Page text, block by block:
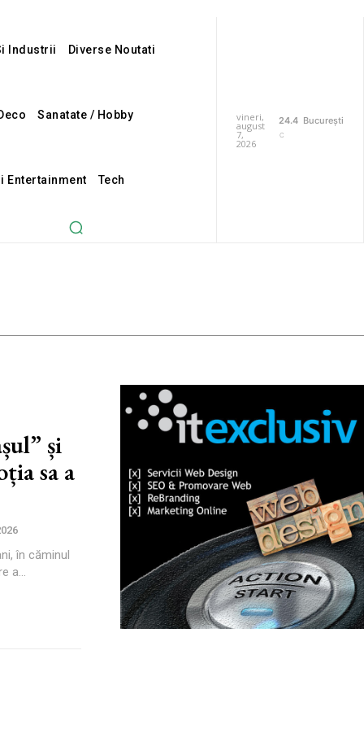
Industrii Diverse Noutati
Sanatate / Hobby
Entertainment Tech
vineri,
august
7,
2026
24.4
C
București
și
sa a
în căminul
a...